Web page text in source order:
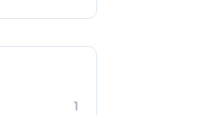
1